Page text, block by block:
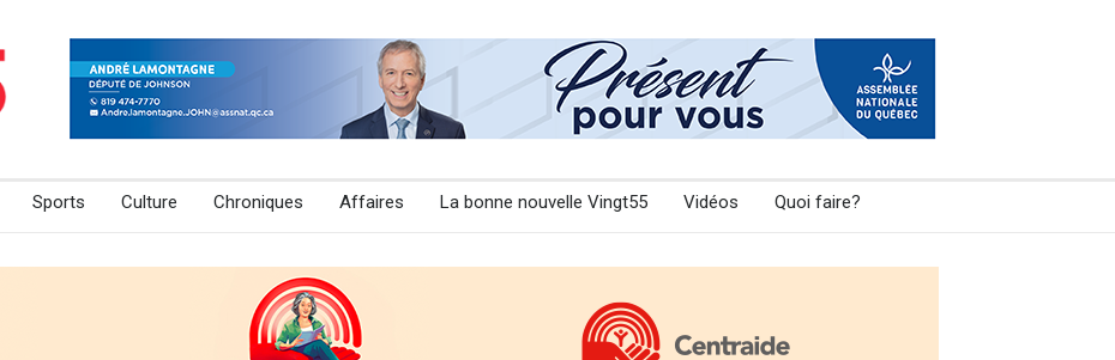
Sports Culture Chroniques Affaires La bonne nouvelle Vingt55 Vidéos Quoi faire?